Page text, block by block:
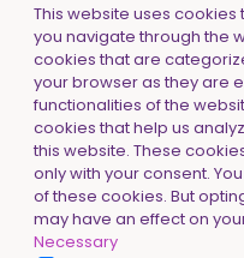
This website uses
you navigate through the
cookies that are
your browser as they are
functionalities of the
cookies that help us
this website. These
only with your consent.
of these cookies. But
may have an effect on
Necessary